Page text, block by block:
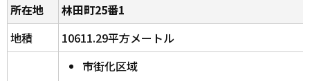
所在地
林田町25番1
地積
10611.29平方メートル
市街化区域